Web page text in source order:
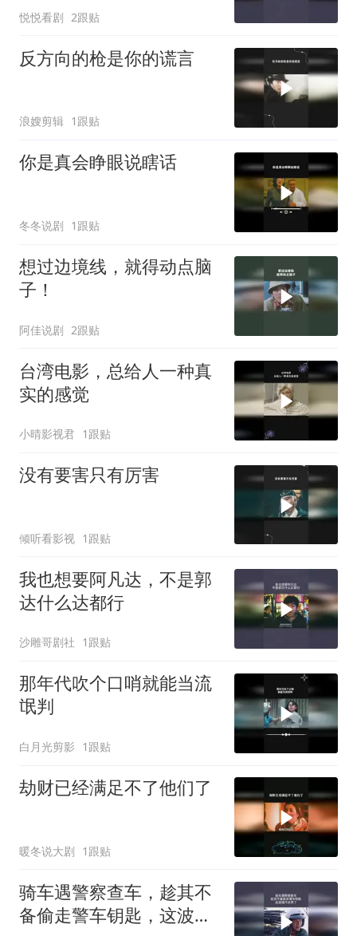
悦悦看剧 2跟贴
反方向的枪是你的谎言
浪嫂剪辑 1跟贴
你是真会睁眼说瞎话
冬冬说剧 1跟贴
想过边境线，就得动点脑
子！
阿佳说剧 2跟贴
台湾电影，总给人一种真
实的感觉
小晴影视君 1跟贴
没有要害只有厉害
倾听看影视 1跟贴
我也想要阿凡达，不是郭
达什么达都行
沙雕哥剧社 1跟贴
那年代吹个口哨就能当流
氓判
白月光剪影 1跟贴
劫财已经满足不了他们了
暖冬说大剧 1跟贴
骑车遇警察查车，趁其不
备偷走警车钥匙，这波操